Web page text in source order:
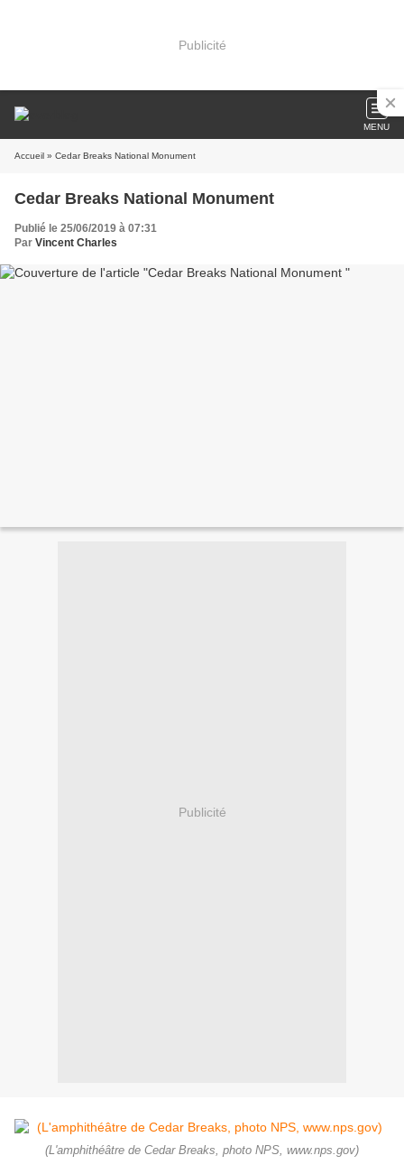
Publicité
MENU
Accueil » Cedar Breaks National Monument
Cedar Breaks National Monument
Publié le 25/06/2019 à 07:31
Par Vincent Charles
Publicité
(L'amphithéâtre de Cedar Breaks, photo NPS, www.nps.gov)